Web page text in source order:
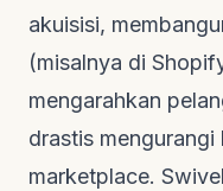
akuisisi,
(misalnya di
mengarahkan
drastis
marketplace.